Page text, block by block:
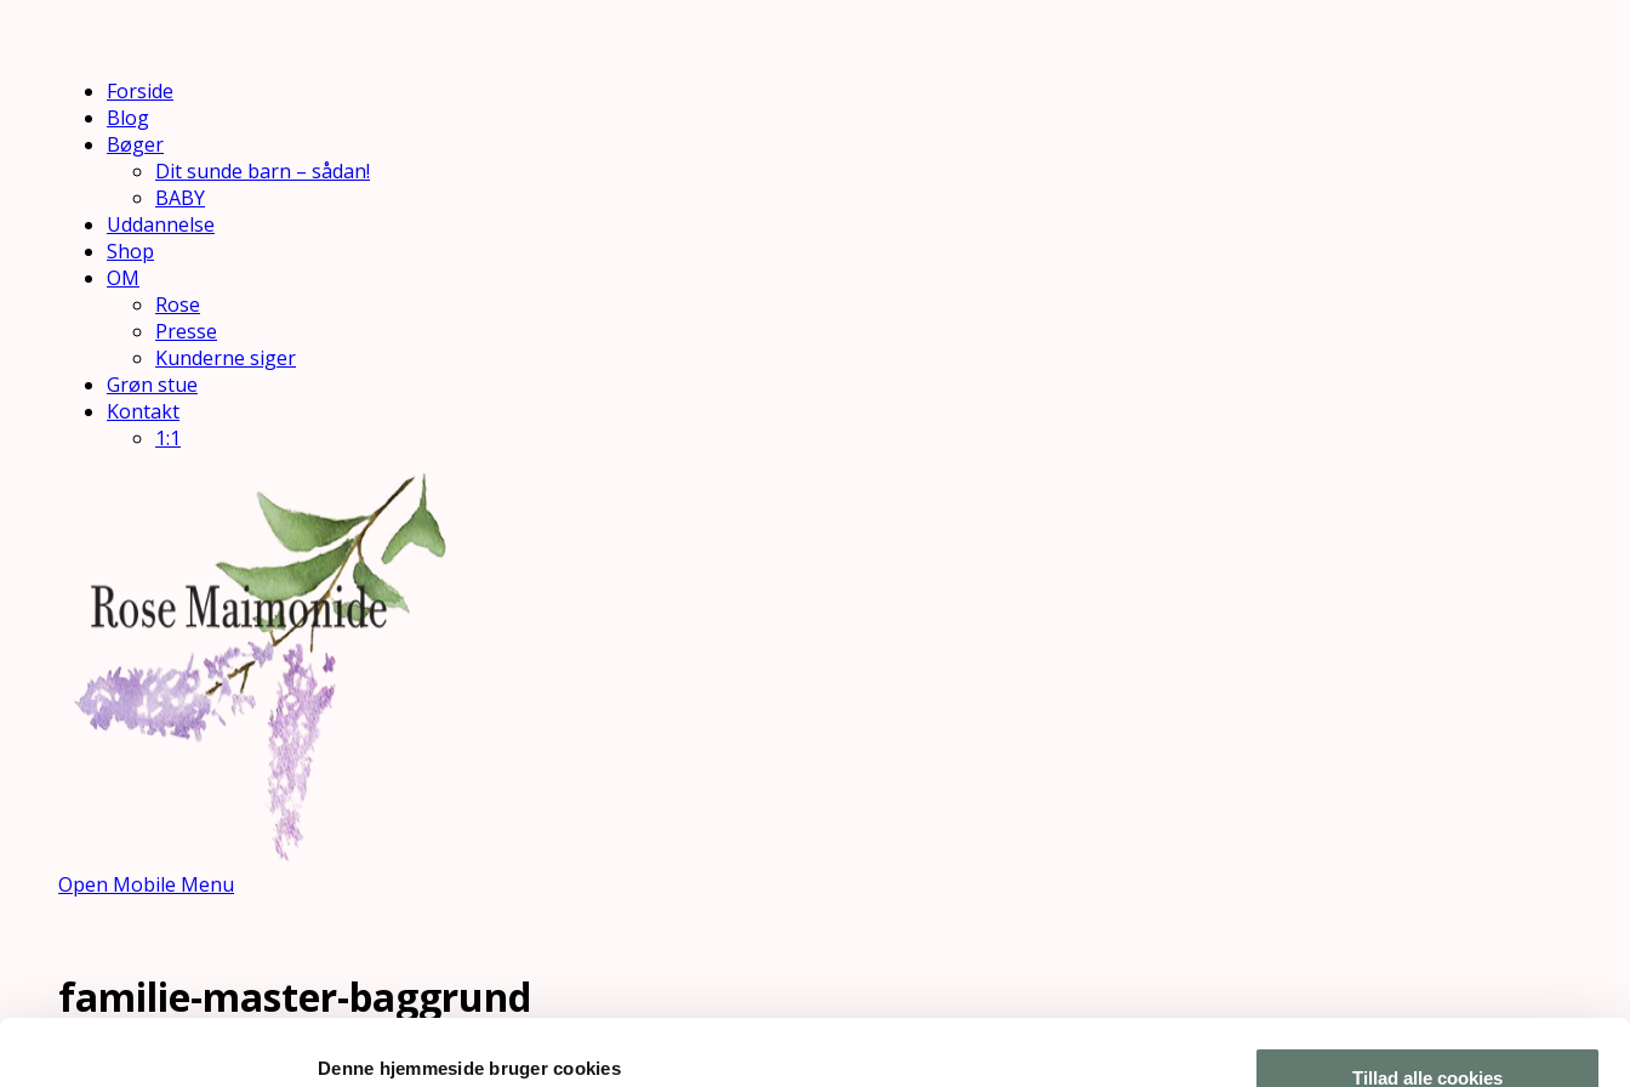
Denne hjemmeside bruger cookies Tillad alle cookies
Forside
Blog
Bøger
Dit sunde barn – sådan!
BABY
Uddannelse
Shop
OM
Rose
Presse
Kunderne siger
Grøn stue
Kontakt
1:1
Open Mobile Menu
familie-master-baggrund
Familie Master Uddannelsen»familie-master-baggrund